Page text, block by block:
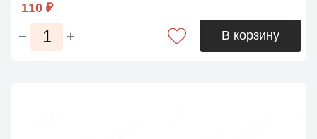
110 ₽
В корзину